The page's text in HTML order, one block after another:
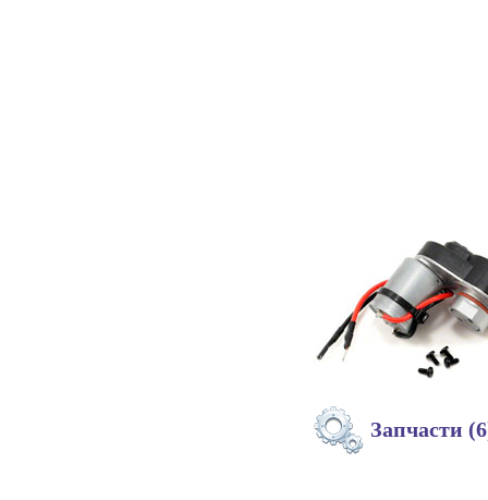
Запчасти